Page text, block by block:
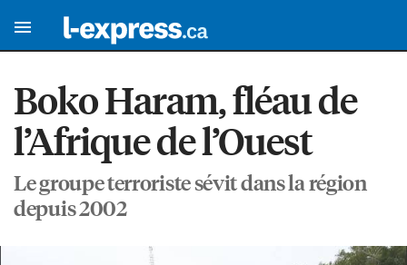
Boko Haram, fléau de
l’Afrique de l’Ouest
Le groupe terroriste sévit dans la région
depuis 2002